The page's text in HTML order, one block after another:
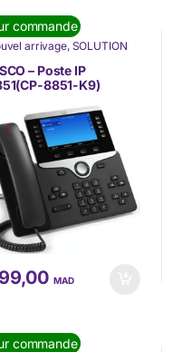
commande
arrivage, SOLUTION
COMMUNICATION
,Téléphonie IP
– Poste IP
8851-K9)
MAD
commande